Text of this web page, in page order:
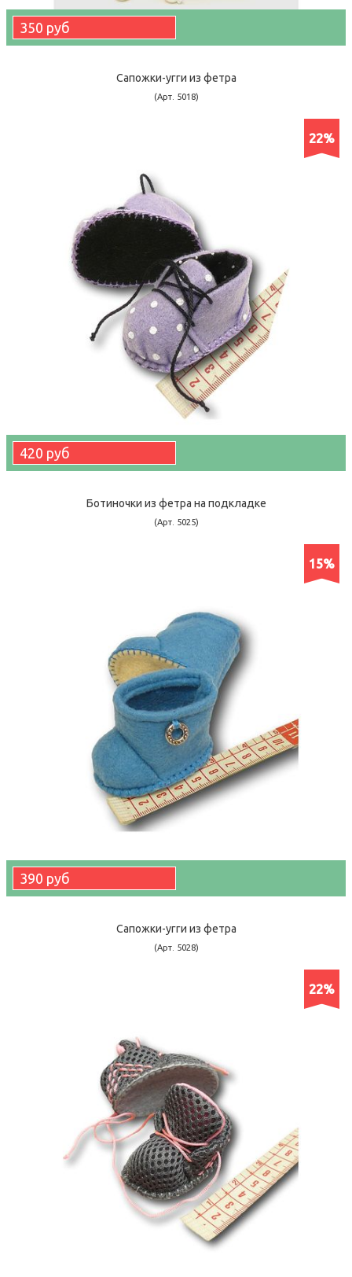
350 руб
Сапожки-угги из фетра
(Арт. 5018)
22%
420 руб
Ботиночки из фетра на подкладке
(Арт. 5025)
15%
390 руб
Сапожки-угги из фетра
(Арт. 5028)
22%